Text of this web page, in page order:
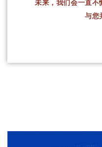
未来，我们会一直不
与您